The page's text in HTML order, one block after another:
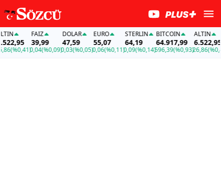
(%0,41)
FAİZ
39,99
0,04(%0,09)
DOLAR
47,59
0,03(%0,05)
EURO
55,07
0,06(%0,11)
STERLIN
64,19
0,09(%0,14)
BITCOIN
64.917,99
596,39(%0,93)
ALTIN
6.522,95
26,86(%0,41)